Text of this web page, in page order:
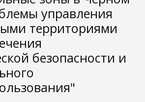
управления
территориями
безопасности и